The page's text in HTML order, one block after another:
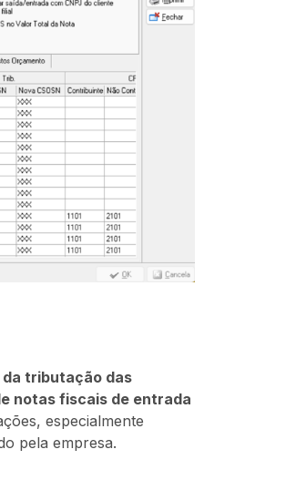
tributação das
notas fiscais de entrada
especialmente
pela empresa.